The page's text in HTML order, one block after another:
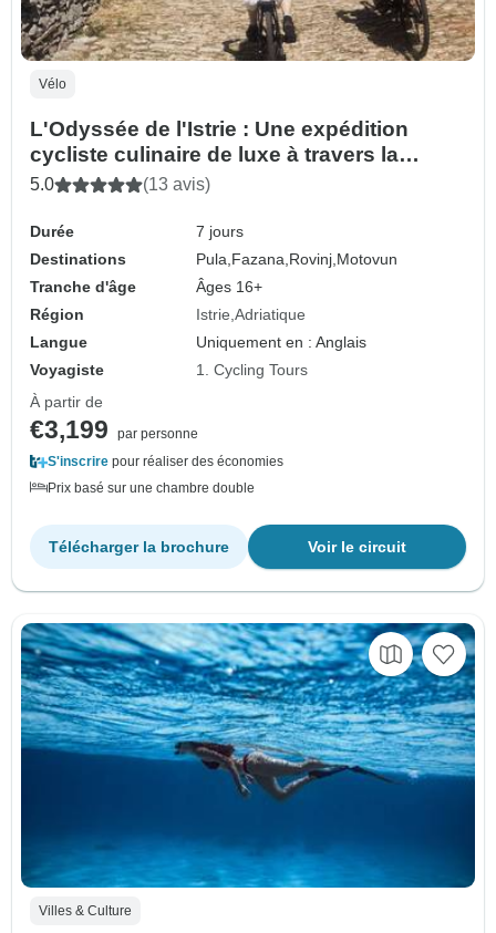
Vélo
L'Odyssée de l'Istrie : Une expédition
cycliste culinaire de luxe à travers la
péninsule gourmande de Croatie
5.0 (13 avis)
Durée
7 jours
Destinations
Pula, Fazana, Rovinj, Motovun
Tranche d'âge
Âges 16+
Région
Istrie Adriatique
Langue
Uniquement en : Anglais
Voyagiste
1. Cycling Tours
À partir de
€3,199
par personne
S'inscrire pour réaliser des économies
Prix basé sur une chambre double
Voir le circuit
Télécharger la brochure
Villes & Culture